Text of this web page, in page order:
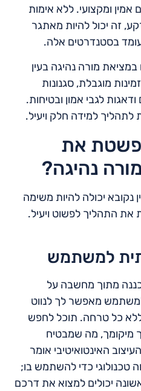
ומקצועי. ללא אימות
זה יכול להיות מאתגר
בסטנדרטים אלה.
מורה נהיגה בעין
מוגבלת, סגנונות
ודאגות לגבי אמון ובטיחות.
לתהליך למידה חלק ויעיל.
את
נהיגה?
נקובא יכולה להיות משימה
את התהליך לפשוט ויעיל.
למשתמש
מתוך מחשבה על
מאפשר לך לנווט
ללא כל טרחה. תוכל לחפש
מיקומך, מה שמבטיח
האינטואיטיבי אומר
טכנולוגי כדי להשתמש בו;
יכולים למצוא את דרכם